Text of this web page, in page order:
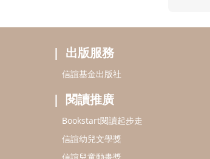
出版服務
信誼基金出版社
閱讀推廣
Bookstart閱讀起步走
信誼幼兒文學獎